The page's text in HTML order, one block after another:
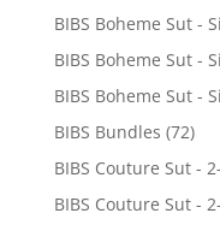
BIBS Boheme Sut -
BIBS Boheme Sut -
BIBS Boheme Sut -
BIBS Bundles (72)
BIBS Couture Sut -
BIBS Couture Sut -